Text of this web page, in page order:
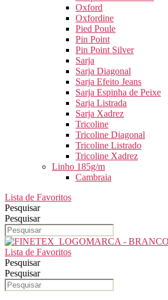
Oxford
Oxfordine
Pied Poule
Pin Point
Pin Point Silver
Sarja
Sarja Diagonal
Sarja Efeito Jeans
Sarja Espinha de Peixe
Sarja Listrada
Sarja Xadrez
Tricoline
Tricoline Diagonal
Tricoline Listrado
Tricoline Xadrez
Linho 185g/m
Cambraia
Lista de Favoritos
Pesquisar
Pesquisar
Lista de Favoritos
Pesquisar
Pesquisar